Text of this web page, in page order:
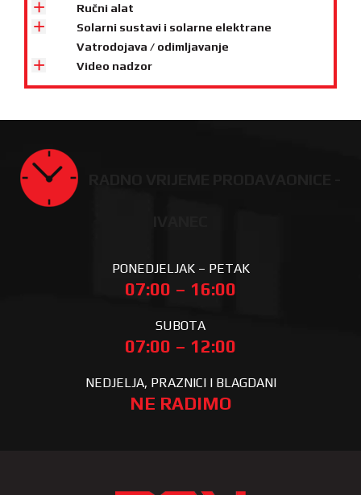
Ručni alat
Solarni sustavi i solarne elektrane
Vatrodojava / odimljavanje
Video nadzor
PONEDJELJAK – PETAK
07:00 – 16:00
SUBOTA
07:00 – 12:00
NEDJELJA, PRAZNICI I BLAGDANI
NE RADIMO